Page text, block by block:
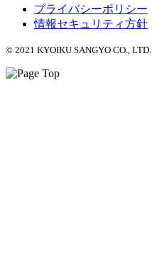
プライバシーポリシー
情報セキュリティ方針
© 2021 KYOIKU SANGYO CO., LTD.